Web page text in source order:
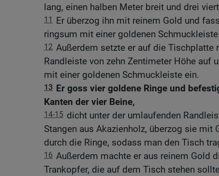
lang, einen halben Meter breit und drei
11
Er überzog ihn mit reinem Gold und
ringsum mit einer goldenen
12 Außerdem setzte er auf die Tischplatte
Randleiste von zehn Zentimeter Höhe auf
mit einer goldenen Schmuckleiste ein.
13 Er goss vier goldene Ringe und
Kanten der vier Beine,
14-15 dicht unter der umlaufenden
Stangen aus Akazienholz, überzog sie mit
durch die Ringe, sodass man den Tisch
16 Außerdem machte er aus reinem Gold
Trankopfer, die auf dem Tisch stehen